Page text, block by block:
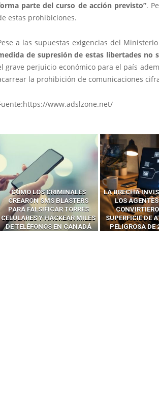
parte del curso de acción previsto”.
estas prohibiciones.
a las supuestas exigencias del
de supresión de estas libertades no
grave perjuicio económico para el país
la prohibición de comunicaciones
www.adslzone.net/
CÓMO LOS CRIMINALES
CREARON SMS BLASTERS
PARA FALSIFICAR TORRES
CELULARES Y HACKEAR MILES
DE TELÉFONOS EN CANADÁ
LA BRECHA
LOS
SUPERFICIE DE
PELIGROSA DE